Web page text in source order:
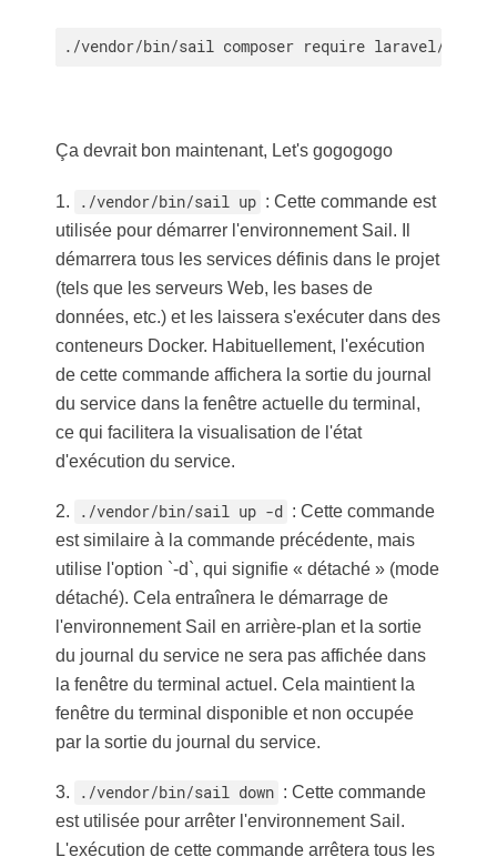
./vendor/bin/sail composer require laravel/
Ça devrait bon maintenant, Let's gogogogo
1. ./vendor/bin/sail up : Cette commande est
utilisée pour démarrer l'environnement Sail. Il
démarrera tous les services définis dans le projet
(tels que les serveurs Web, les bases de
données, etc.) et les laissera s'exécuter dans des
conteneurs Docker. Habituellement, l'exécution
de cette commande affichera la sortie du journal
du service dans la fenêtre actuelle du terminal,
ce qui facilitera la visualisation de l'état
d'exécution du service.
2. ./vendor/bin/sail up -d : Cette commande
est similaire à la commande précédente, mais
utilise l'option `-d`, qui signifie « détaché » (mode
détaché). Cela entraînera le démarrage de
l'environnement Sail en arrière-plan et la sortie
du journal du service ne sera pas affichée dans
la fenêtre du terminal actuel. Cela maintient la
fenêtre du terminal disponible et non occupée
par la sortie du journal du service.
3. ./vendor/bin/sail down : Cette commande
est utilisée pour arrêter l'environnement Sail.
L'exécution de cette commande arrêtera tous les